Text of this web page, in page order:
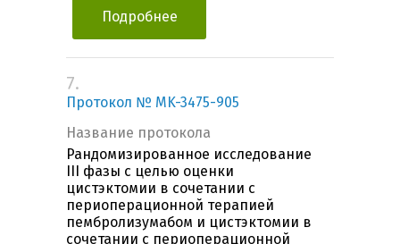
Подробнее
7.
Протокол № MK-3475-905
Название протокола
Рандомизированное исследование
III фазы с целью оценки
цистэктомии в сочетании с
периоперационной терапией
пембролизумабом и цистэктомии в
сочетании с периоперационной